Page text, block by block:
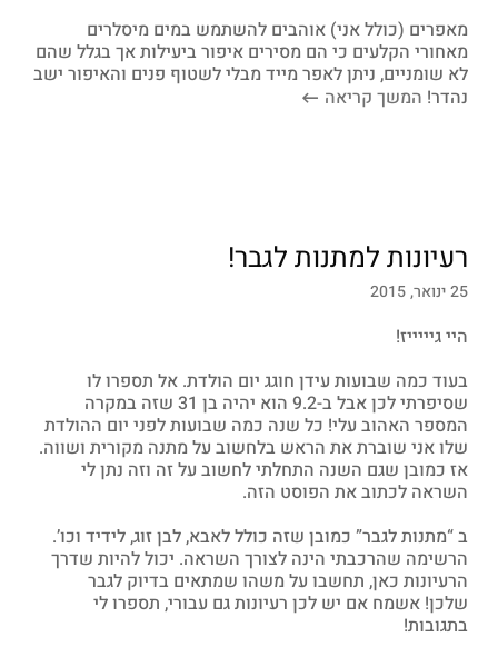
מאפרים (כולל אני) אוהבים להשתמש במים מיסלרים
מאחורי הקלעים כי הם מסירים איפור ביעילות אך בגלל שהם
לא שומניים, ניתן לאפר מייד מבלי לשטוף פנים והאיפור ישב
נהדר! המשך קריאה
רעיונות למתנות לגבר!
25 ינואר, 2015
היי גיייייז!
בעוד כמה שבועות עידן חוגג יום הולדת. אל תספרו לו
שסיפרתי לכן אבל ב-9.2 הוא יהיה בן 31 שזה במקרה
המספר האהוב עלי! כל שנה כמה שבועות לפני יום ההולדת
שלו אני שוברת את הראש בלחשוב על מתנה מקורית ושווה.
אז כמובן שגם השנה התחלתי לחשוב על זה וזה נתן לי
השראה לכתוב את הפוסט הזה.
ב “מתנות לגבר” כמובן שזה כולל לאבא, לבן זוג, לידיד וכו’.
הרשימה שהרכבתי הינה לצורך השראה. יכול להיות שדרך
הרעיונות כאן, תחשבו על משהו שמתאים בדיוק לגבר
שלכן! אשמח אם יש לכן רעיונות גם עבורי, תספרו לי
בתגובות!